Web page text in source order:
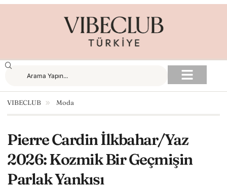
VIBECLUB Moda
Pierre Cardin İlkbahar/Yaz
2026: Kozmik Bir Geçmişin
Parlak Yankısı